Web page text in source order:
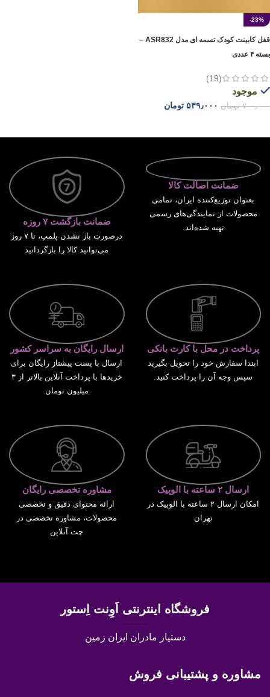
-23%
قفل کابینت کودک تسمه ای مدل ASR832 –
بسته ۴ عددی
(19)
موجود
۷۰۰٫۰۰۰ تومان ۵۳۹٫۰۰۰ تومان
ضمانت اصالت کالا
بعنوان توزیع‌کننده ایران، تمامی
محصولات از نمایندگی‌های رسمی
تهیه شده‌اند.
ضمانت بازگشت ۷ روزه
درصورت باز نشدن پلمپ، تا ۷ روز
می‌توانید کالا را بازگردانید
پرداخت در محل با کارت بانکی
ابتدا سفارش خود را تحویل بگیرید
سپس وجه آن را پرداخت کنید.
ارسال رایگان به سراسر کشور
ارسال با پست پیشتاز رایگان برای
خریدها با پرداخت آنلاین بالاتر از ۳
میلیون تومان
ارسال ۲ ساعته با الوپیک
امکان ارسال ۲ ساعته با الوپیک در
تهران
مشاوره تخصصی رایگان
ارائه محتوای دقیق و تخصصی
محصولات، مشاوره تخصصی در
چت آنلاین
فروشگاه اینترنتی اَوِنت اِستور
دستیار مادران ایران زمین
مشاوره و پشتیبانی فروش